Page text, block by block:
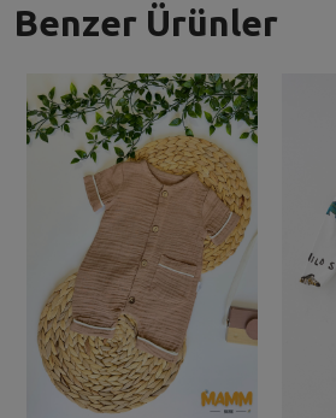
Benzer Ürünler